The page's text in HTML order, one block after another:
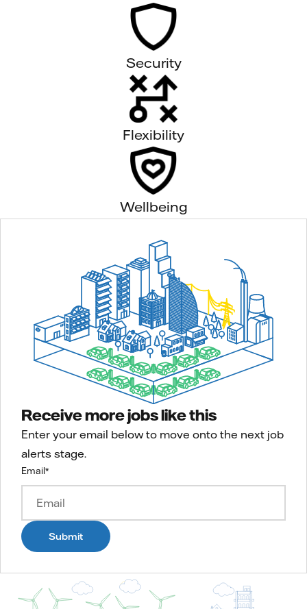
Security
Flexibility
Wellbeing
Receive more jobs like this
Enter your email below to move onto the next job
alerts stage.
Email*
Submit